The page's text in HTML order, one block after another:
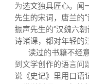
为选文独具匠心。闻
先生的宋词，唐兰的
振声先生的“汉魏六
诗诸课，都对年轻的
读过的书籍不经
到文学创作的语言问
说《史记》里用口语